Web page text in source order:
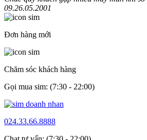
09.26.05.2001
Đơn hàng mới
Chăm sóc khách hàng
Gọi mua sim: (7:30 - 22:00)
024.33.66.8888